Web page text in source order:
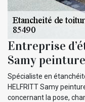
Entreprise
Samy
Spécialiste en
HELFRITT Samy
concernant la pose,